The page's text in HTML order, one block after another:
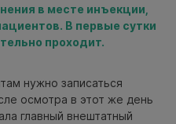
в месте инъекции,
В первые сутки
проходит.
нужно записаться
осмотра в этот же день
главный внештатный